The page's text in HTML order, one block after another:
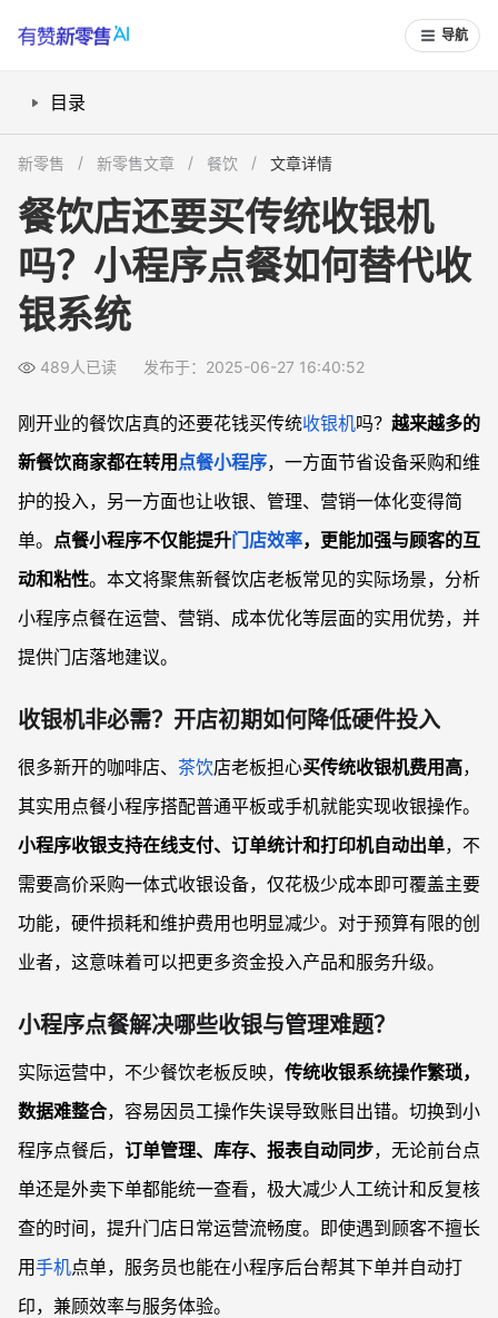
导航
目录
点餐小程序如何提升营销和顾客复购？
能直接对接自配送和优化外卖成本吗？
如何兼顾不会用手机点单的顾客？
常见问题
新餐饮店用点餐小程序，能完全不买收银机吗？
如果顾客不适应手机点单，门店怎么办？
点餐小程序能管理外卖和配送吗？
新零售 新零售文章 餐饮 文章详情
餐饮店还要买传统收银机
吗？小程序点餐如何替代收
银系统
489人已读 发布于：2025-06-27 16:40:52
刚开业的餐饮店真的还要花钱买传统收银机吗？ 越来越多的
新餐饮商家都在转用 点餐小程序，一方面节省设备采购和维
护的投入，另一方面也让收银、管理、营销一体化变得简
单。 点餐小程序不仅能提升门店效率，更能加强与顾客的互
动和粘性。本文将聚焦新餐饮店老板常见的实际场景，分析
小程序点餐在运营、营销、成本优化等层面的实用优势，并
提供门店落地建议。
收银机非必需？开店初期如何降低硬件投入
很多新开的咖啡店、 茶饮店老板担心买传统收银机费用高，
其实用点餐小程序搭配普通平板或手机就能实现收银操作。
小程序收银支持在线支付、订单统计和打印机自动出单，不
需要高价采购一体式收银设备，仅花极少成本即可覆盖主要
功能，硬件损耗和维护费用也明显减少。对于预算有限的创
业者，这意味着可以把更多资金投入产品和服务升级。
小程序点餐解决哪些收银与管理难题？
实际运营中，不少餐饮老板反映， 传统收银系统操作繁琐，
数据难整合，容易因员工操作失误导致账目出错。切换到小
程序点餐后， 订单管理、库存、报表自动同步，无论前台点
单还是外卖下单都能统一查看，极大减少人工统计和反复核
查的时间，提升门店日常运营流畅度。即使遇到顾客不擅长
用手机点单，服务员也能在小程序后台帮其下单并自动打
印，兼顾效率与服务体验。